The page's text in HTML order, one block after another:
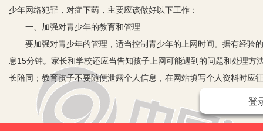
少年网络犯罪，对症下药，主要应该做好以下工作：
一、加强对青少年的教育和管理
要加强对青少年的管理，适当控制青少年的上网时间。据有经验
息15分钟。家长和学校还应当告知孩子上网可能遇到的问题和处理
长陪同；教育孩子不要随便泄露个人信息，在网站填写个人资料时应
二、加强对网络服务机构及其网络从业人员行业自律和行政管理
有些网络服务机构、网络从业人员唯利是图，大量制造和传播含
登